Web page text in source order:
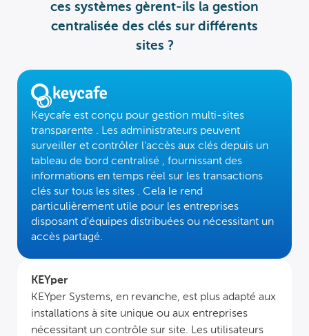
ces systèmes gèrent-ils la gestion
centralisée des clés sur différents
sites ?
Keycafe est conçu pour gestion multi-sites
transparente . Les administrateurs peuvent
surveiller et contrôler l'accès aux clés depuis un
tableau de bord centralisé , fournissant des
informations en temps réel sur les transactions
clés sur tous les sites . Cela le rend
particulièrement utile pour les entreprises
disposant d'équipes distribuées ou nécessitant un
accès partagé.
KEYper
KEYper Systems, en revanche, est plus adapté aux
installations à site unique ou aux entreprises
nécessitant un contrôle sur site. Les utilisateurs